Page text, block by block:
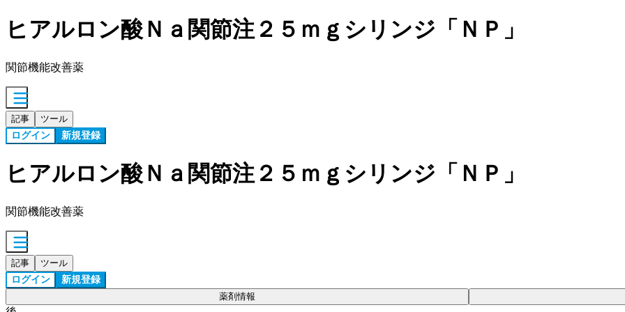
ヒアルロン酸Ｎａ関節注２５ｍｇシリンジ「ＮＰ」
関節機能改善薬
記事 ツール
ログイン 新規登録
ヒアルロン酸Ｎａ関節注２５ｍｇシリンジ「ＮＰ」
関節機能改善薬
記事 ツール
ログイン 新規登録
薬剤情報